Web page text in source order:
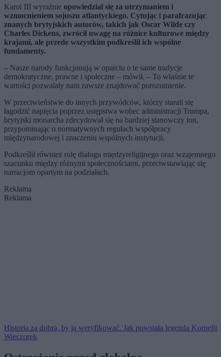
Karol III wyraźnie opowiedział się za utrzymaniem i
wzmocnieniem sojuszu atlantyckiego. Cytując i parafrazując
znanych brytyjskich autorów, takich jak Oscar Wilde czy
Charles Dickens, zwrócił uwagę na różnice kulturowe między
krajami, ale przede wszystkim podkreślił ich wspólne
fundamenty.
– Nasze narody funkcjonują w oparciu o te same tradycje
demokratyczne, prawne i społeczne – mówił. – To właśnie te
wartości pozwalały nam zawsze znajdować porozumienie.
W przeciwieństwie do innych przywódców, którzy starali się
łagodzić napięcia poprzez ustępstwa wobec administracji Trumpa,
brytyjski monarcha zdecydował się na bardziej stanowczy ton,
przypominając o normatywnych regułach współpracy
międzynarodowej i znaczeniu wspólnych instytucji.
Podkreślił również rolę dialogu międzyreligijnego oraz wzajemnego
szacunku między różnymi społecznościami, przeciwstawiając się
narracjom opartym na podziałach.
Reklama
Reklama
Historia za dobra, by ją weryfikować. Jak powstała legenda Kornelii
Wieczorek